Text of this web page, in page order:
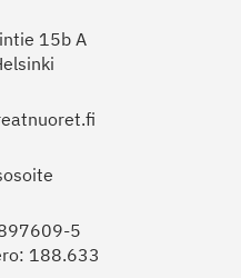
15b A
5
188.633